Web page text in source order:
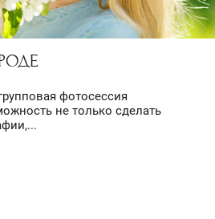
фотосессия
не только сделать